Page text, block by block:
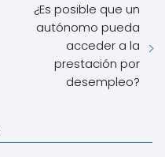
¿Es posible que un
autónomo pueda
acceder a la
prestación por
desempleo?